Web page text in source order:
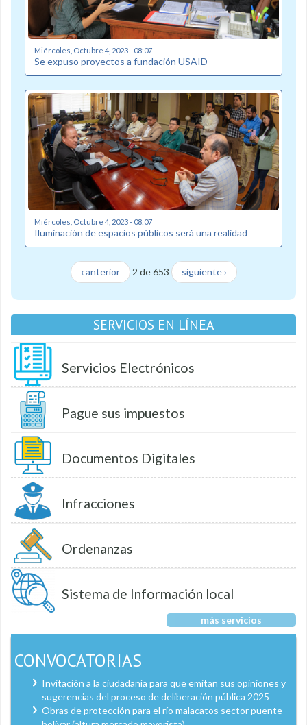
Miércoles, Octubre 4, 2023 - 08:07
Se expuso proyectos a fundación USAID
Miércoles, Octubre 4, 2023 - 08:07
Iluminación de espacios públicos será una realidad
‹ anterior 2 de 653 siguiente ›
SERVICIOS EN LÍNEA
Servicios Electrónicos
Pague sus impuestos
Documentos Digitales
Infracciones
Ordenanzas
Sistema de Información local
más servicios
CONVOCATORIAS
Invitación a la ciudadanía para que emitan sus opiniones y
sugerencias del proceso de deliberación pública 2025
Obras de protección para el río malacatos sector puente